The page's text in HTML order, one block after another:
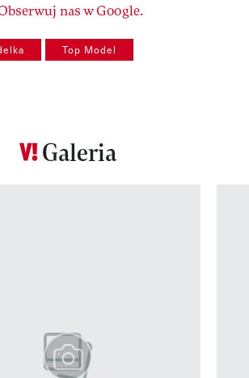
nas w Google.
Top Model
Galeria